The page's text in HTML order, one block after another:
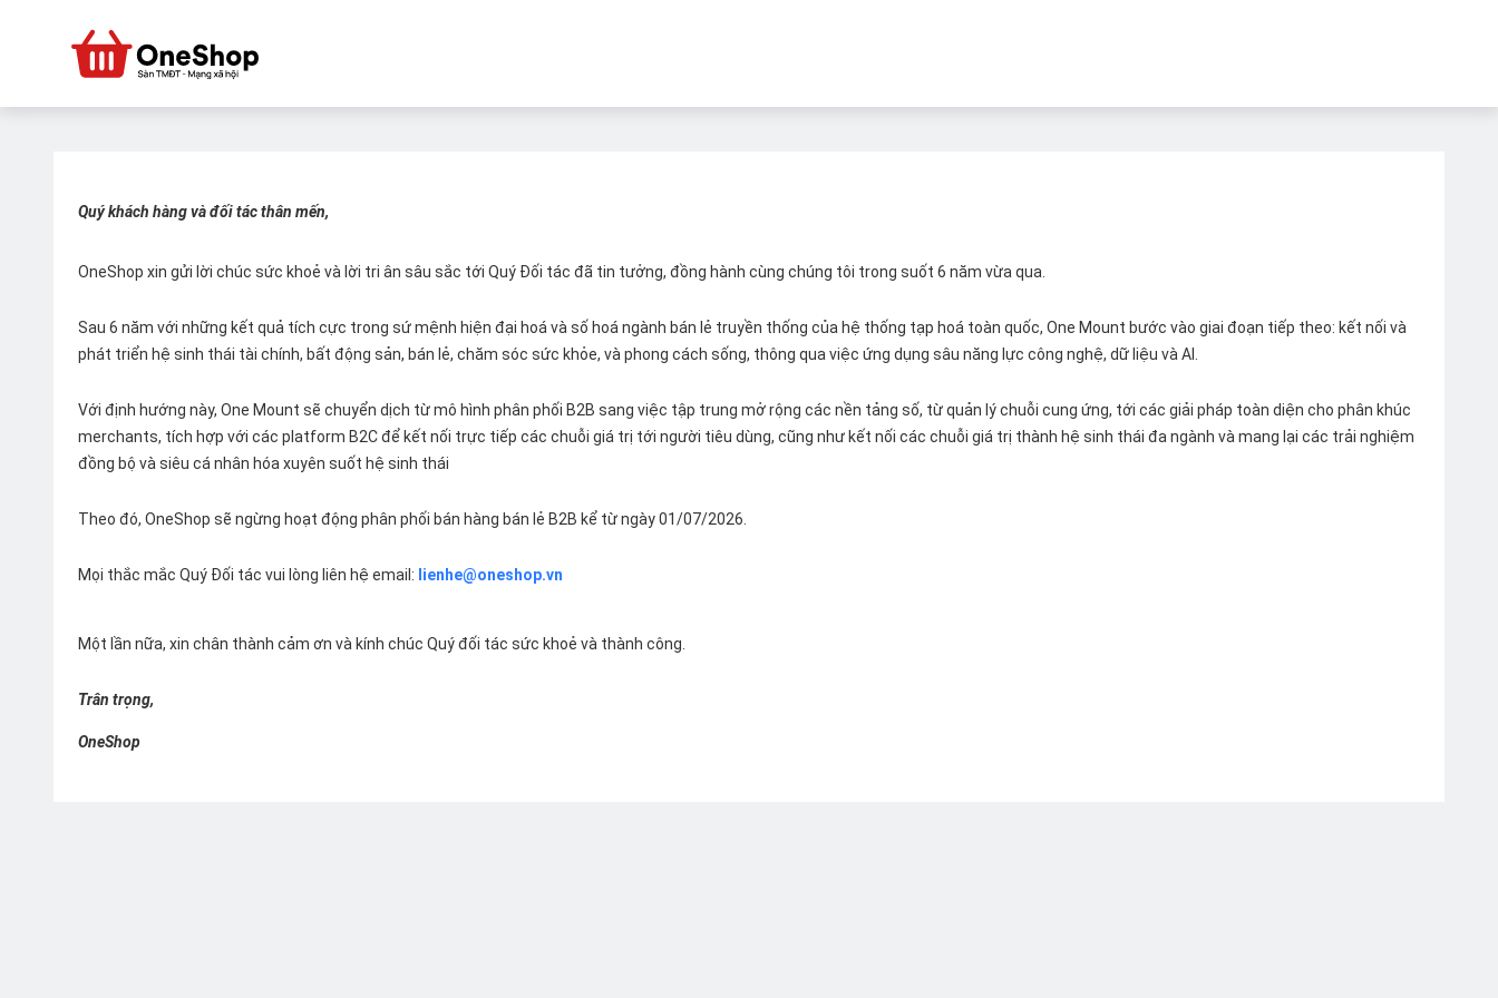
Quý khách hàng và đối tác thân mến,
OneShop xin gửi lời chúc sức khoẻ và lời tri ân sâu sắc tới Quý Đối tác đã tin tưởng, đồng hành cùng chúng tôi trong suốt 6 năm vừa qua.
Sau 6 năm với những kết quả tích cực trong sứ mệnh hiện đại hoá và số hoá ngành bán lẻ truyền thống của hệ thống tạp hoá toàn quốc, One Mount bước vào giai đoạn tiếp theo: kết nối và
phát triển hệ sinh thái tài chính, bất động sản, bán lẻ, chăm sóc sức khỏe, và phong cách sống, thông qua việc ứng dụng sâu năng lực công nghệ, dữ liệu và AI.
Với định hướng này, One Mount sẽ chuyển dịch từ mô hình phân phối B2B sang việc tập trung mở rộng các nền tảng số, từ quản lý chuỗi cung ứng, tới các giải pháp toàn diện cho phân khúc
merchants, tích hợp với các platform B2C để kết nối trực tiếp các chuỗi giá trị tới người tiêu dùng, cũng như kết nối các chuỗi giá trị thành hệ sinh thái đa ngành và mang lại các trải nghiệm
đồng bộ và siêu cá nhân hóa xuyên suốt hệ sinh thái
Theo đó, OneShop sẽ ngừng hoạt động phân phối bán hàng bán lẻ B2B kể từ ngày 01/07/2026.
Mọi thắc mắc Quý Đối tác vui lòng liên hệ email: lienhe@oneshop.vn
Một lần nữa, xin chân thành cảm ơn và kính chúc Quý đối tác sức khoẻ và thành công.
Trân trọng,
OneShop